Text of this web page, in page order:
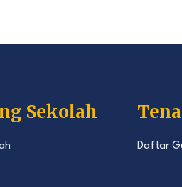
Sekolah
Daftar